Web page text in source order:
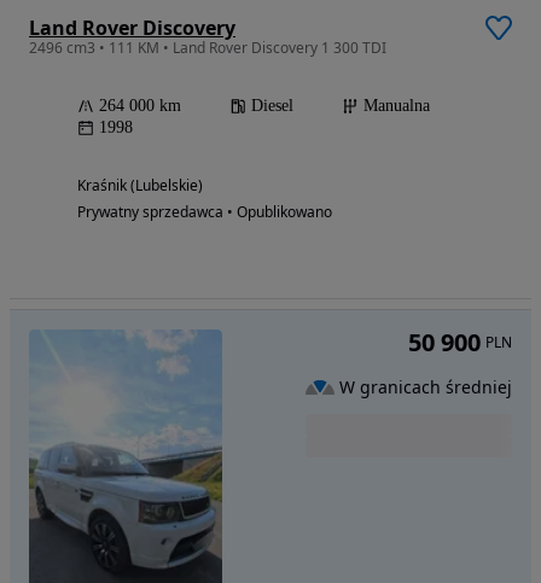
Land Rover Discovery
2496 cm3 • 111 KM • Land Rover Discovery 1 300 TDI
264 000 km Diesel
Manualna
1998
Kraśnik (Lubelskie)
Prywatny sprzedawca • Opublikowano
50 900 PLN
W granicach średniej